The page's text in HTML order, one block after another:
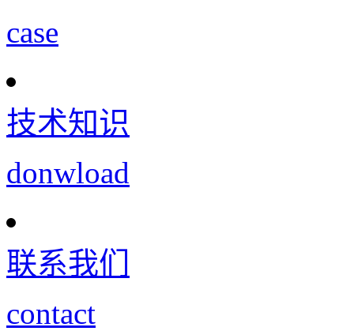
case
技术知识
donwload
联系我们
contact